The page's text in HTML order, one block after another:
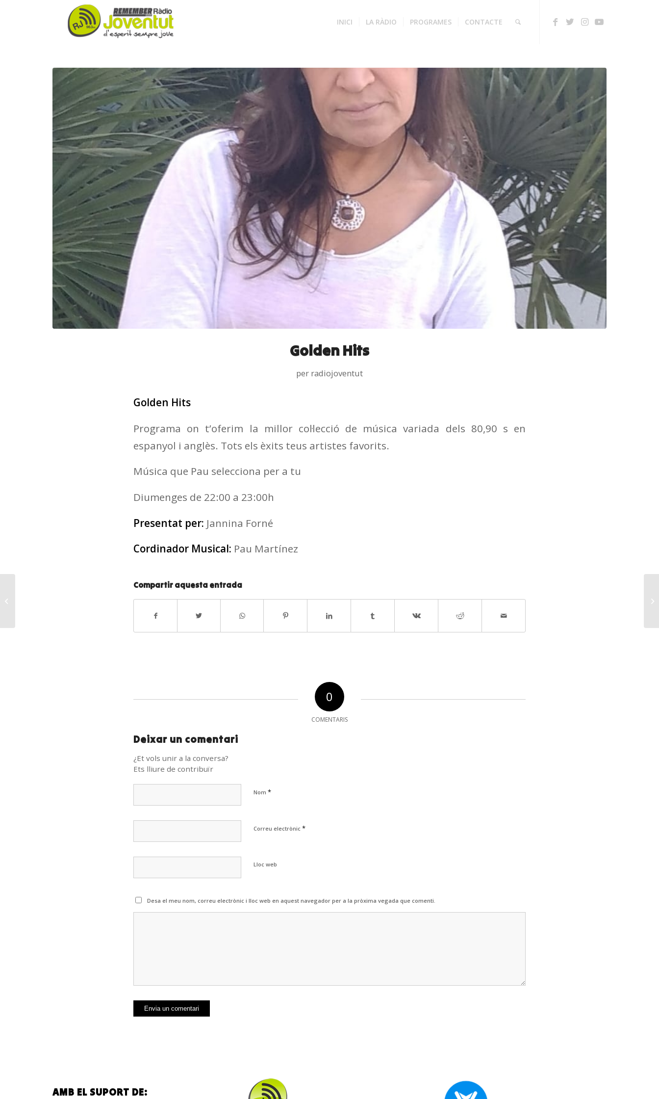
INICI LA RÀDIO PROGRAMES CONTACTE
Golden Hits
per radiojoventut
Golden Hits
Programa on t’oferim la millor col·lecció de música variada dels 80,90 s en
espanyol i anglès. Tots els èxits teus artistes favorits.
Música que Pau selecciona per a tu
Diumenges de 22:00 a 23:00h
Presentat per: Jannina Forné
Cordinador Musical: Pau Martínez
Compartir aquesta entrada
0
COMENTARIS
Deixar un comentari
¿Et vols unir a la conversa?
Ets lliure de contribuïr
Nom *
Correu electrònic *
Lloc web
Desa el meu nom, correu electrònic i lloc web en aquest navegador per a la pròxima vegada que comenti.
AMB EL SUPORT DE: